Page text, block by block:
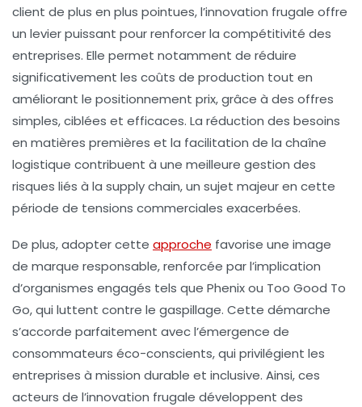
client de plus en plus pointues, l’innovation frugale offre
un levier puissant pour renforcer la compétitivité des
entreprises. Elle permet notamment de réduire
significativement les coûts de production tout en
améliorant le positionnement prix, grâce à des offres
simples, ciblées et efficaces. La réduction des besoins
en matières premières et la facilitation de la chaîne
logistique contribuent à une meilleure gestion des
risques liés à la supply chain, un sujet majeur en cette
période de tensions commerciales exacerbées.
De plus, adopter cette approche favorise une image
de marque responsable, renforcée par l’implication
d’organismes engagés tels que Phenixou Too Good To
Go, qui luttent contre le gaspillage. Cette démarche
s’accorde parfaitement avec l’émergence de
consommateurs éco-conscients, qui privilégient les
entreprises à mission durable et inclusive. Ainsi, ces
acteurs de l’innovation frugale développent des